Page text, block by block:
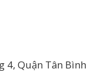
4, Quận Tân Bình